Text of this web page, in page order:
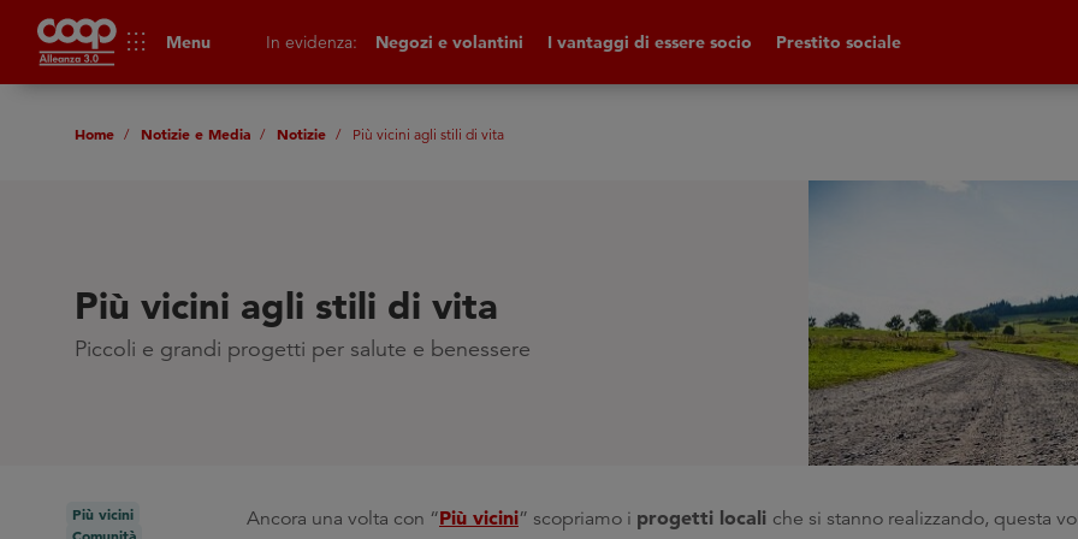
apps Menu In evidenza: Negozi e volantini I vantaggi di essere socio Prestito sociale
Home Notizie e Media Notizie Più vicini agli stili di vita
Più vicini agli stili di vita
Piccoli e grandi progetti per salute e benessere
Più vicini
Ancora una volta con “Più vicini” scopriamo i progetti locali che si stanno realizzando, questa